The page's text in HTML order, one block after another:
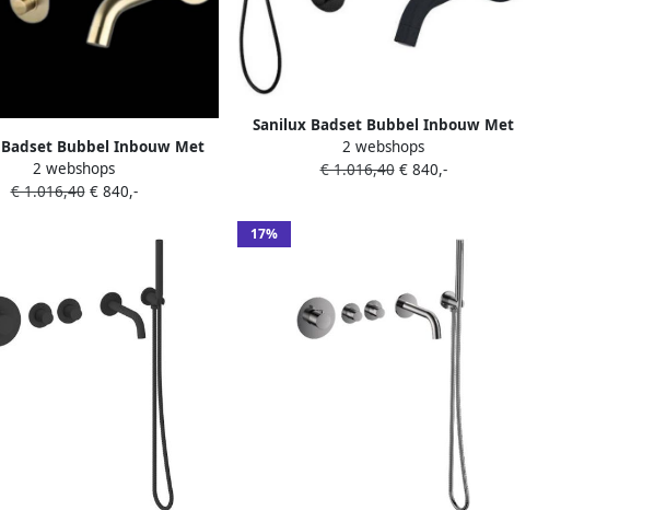
Bubbel Inbouw Met
Geborsteld Goud
2 webshops
€ 1.016,40€ 840,-
Sanilux Badset Bubbel Inbouw Met
Box Thermostaat Mat Zwart
2 webshops
€ 1.016,40€ 840,-
17%